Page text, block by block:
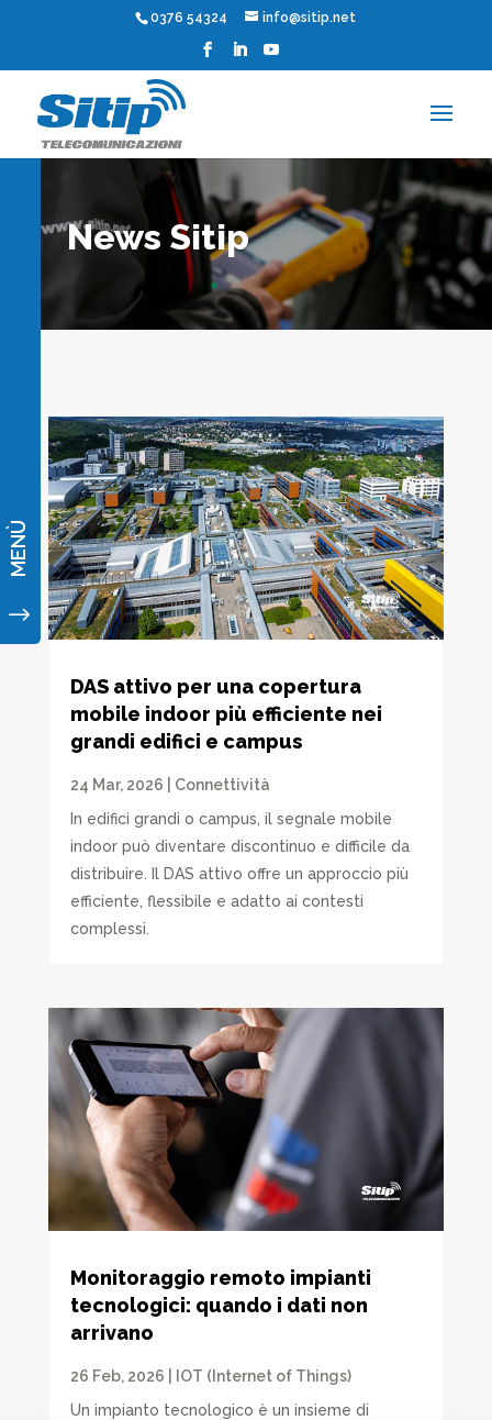
0376 54324 info@sitip.net
News Sitip
"
MENÙ
DAS attivo per una copertura
mobile indoor più efficiente nei
grandi edifici e campus
24 Mar, 2026
Connettività
In edifici grandi o campus, il segnale mobile
indoor può diventare discontinuo e difficile da
distribuire. Il DAS attivo offre un approccio più
efficiente, flessibile e adatto ai contesti
complessi.
Monitoraggio remoto impianti
tecnologici: quando i dati non
arrivano
26 Feb, 2026
IOT (Internet of Things)
Un impianto tecnologico è un insieme di